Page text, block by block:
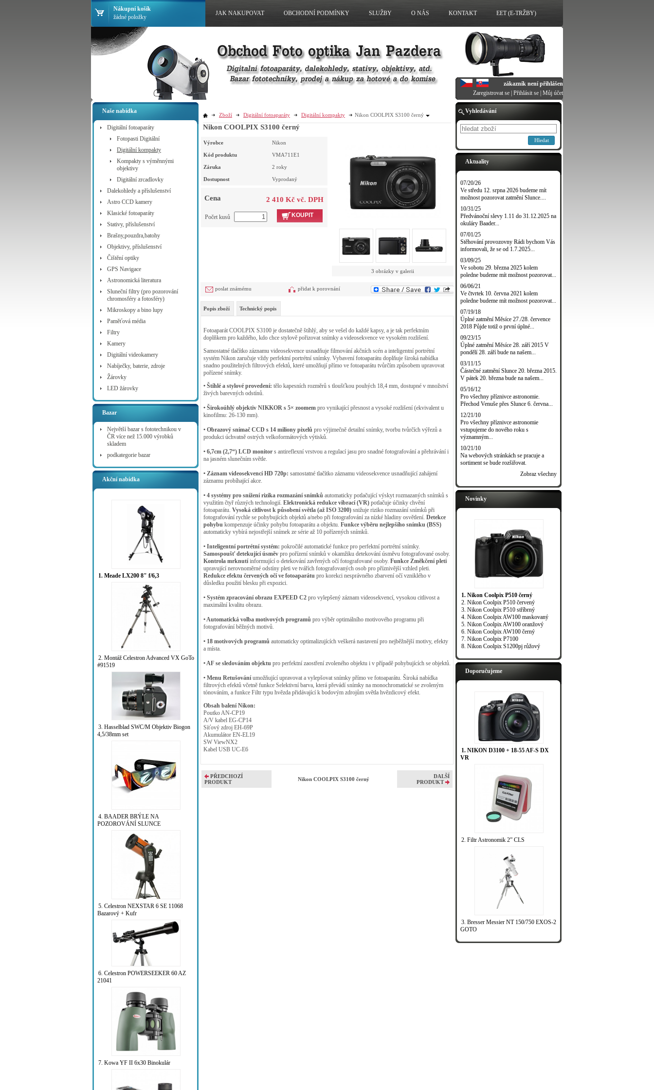
Naše nabídka
Digitální fotoaparáty
Fotopasti Digitální
Digitální kompakty
Kompakty s výměnnými
objektivy
Digitální zrcadlovky
Dalekohledy a příslušenství
Astro CCD kamery
Klasické fotoaparáty
Stativy, příslušenství
Brašny,pouzdra,batohy
Objektivy, příslušenství
Čištění optiky
GPS Navigace
Astronomická literatura
Sluneční filtry (pro pozorování
chromosféry a fotosféry)
Mikroskopy a bino lupy
Paměťová média
Filtry
Kamery
Digitální videokamery
Nabíječky, baterie, zdroje
Žárovky
LED žárovky
Bazar
Největší bazar s fototechnikou v
ČR více než 15.000 výrobků
skladem
podkategorie bazar
Akční nabídka
1. Meade LX200 8" f/6,3
2. Montáž Celestron Advanced VX GoTo
#91519
3. Hasselblad SWC/M Objektiv Biogon
4,5/38mm set
4. BAADER BRÝLE NA
POZOROVÁNÍ SLUNCE
5. Celestron NEXSTAR 6 SE 11068
Bazarový + Kufr
6. Celestron POWERSEEKER 60 AZ
21041
7. Kowa YF II 6x30 Binokulár
Zboží Digitální fotoaparáty Digitální kompakty Nikon COOLPIX S3100 černý
Nikon COOLPIX S3100 černý
Výrobce Nikon
Kód produktu VMA711E1
Záruka 2 roky
Dostupnost Vyprodaný
Cena 2 410 Kč vč. DPH
KOUPIT
Počet kusů
3 obrázky v galerii
poslat známému přidat k porovnání
Popis zboží Technický popis
Fotoaparát COOLPIX S3100 je dostatečně štíhlý, aby se vešel do každé kapsy, a je tak perfektním
doplňkem pro každého, kdo chce stylově pořizovat snímky a videosekvence ve vysokém rozlišení.
Samostatné tlačítko záznamu videosekvence usnadňuje filmování akčních scén a inteligentní portrétní
systém Nikon zaručuje vždy perfektní portrétní snímky. Vybavení fotoaparátu doplňuje široká nabídka
snadno použitelných filtrových efektů, které umožňují přímo ve fotoaparátu tvůrčím způsobem upravovat
pořízené snímky.
• Štíhlé a stylové provedení: tělo kapesních rozměrů s tloušťkou pouhých 18,4 mm, dostupné v množství
živých barevných odstínů.
• Širokoúhlý objektiv NIKKOR s 5× zoomem pro vynikající přesnost a vysoké rozlišení (ekvivalent u
kinofilmu: 26-130 mm).
• Obrazový snímač CCD s 14 miliony pixelů pro výjimečně detailní snímky, tvorbu tvůrčích výřezů a
produkci úchvatně ostrých velkoformátových výtisků.
• 6,7cm (2,7“) LCD monitor s antireflexní vrstvou a regulací jasu pro snadné fotografování a přehrávání i
na jasném slunečním světle.
• Záznam videosekvencí HD 720p: samostatné tlačítko záznamu videosekvence usnadňující zahájení
záznamu probíhající akce.
• 4 systémy pro snížení rizika rozmazání snímků automaticky potlačující výskyt rozmazaných snímků s
využitím čtyř různých technologií. Elektronická redukce vibrací (VR) potlačuje účinky chvění
fotoaparátu. Vysoká citlivost k působení světla (až ISO 3200) snižuje riziko rozmazání snímků při
fotografování rychle se pohybujících objektů a/nebo při fotografování za nízké hladiny osvětlení. Detekce
pohybu kompenzuje účinky pohybu fotoaparátu a objektu. Funkce výběru nejlepšího snímku (BSS)
automaticky vybírá nejostřejší snímek ze série až 10 pořízených snímků.
• Inteligentní portrétní systém: pokročilé automatické funkce pro perfektní portrétní snímky.
Samospoušť detekující úsměv pro pořízení snímků v okamžiku detekování úsměvu fotografované osoby.
Kontrola mrknutíinformující o detekování zavřených očí fotografované osoby. Funkce Změkčení pleti
upravující nerovnoměrné odstíny pleti ve tvářích fotografovaných osob pro příznivější vzhled pleti.
Redukce efektu červených očí ve fotoaparátu pro korekci nesprávného zbarvení očí vzniklého v
důsledku použití blesku při expozici.
• Systém zpracování obrazu EXPEED C2 pro vylepšený záznam videosekvencí, vysokou citlivost a
maximální kvalitu obrazu.
• Automatická volba motivových programů pro výběr optimálního motivového programu při
fotografování běžných motivů.
• 18 motivových programů automaticky optimalizujících veškerá nastavení pro nejběžnější motivy, efekty
a místa.
• AF se sledováním objektu pro perfektní zaostření zvoleného objektu i v případě pohybujících se objektů.
• Menu Retušováníumožňující upravovat a vylepšovat snímky přímo ve fotoaparátu. Široká nabídka
filtrových efektů včetně funkce Selektivní barva, která převádí snímky na monochromatické se zvoleným
tónováním, a funkce Filtr typu hvězda přidávající k bodovým zdrojům světla hvězdicový efekt.
Obsah balení Nikon:
Poutko AN-CP19
A/V kabel EG-CP14
Síťový zdroj EH-69P
Akumulátor EN-EL19
SW ViewNX2
Kabel USB UC-E6
PŘEDCHOZÍ
PRODUKT
Nikon COOLPIX S3100 černý
DALŠÍ
PRODUKT
Vyhledávání
Hledat
Aktuality
07/20/26
Ve středu 12. srpna 2026 budeme mít
možnost pozorovat zatmění Slunce....
10/31/25
Předvánoční slevy 1.11 do 31.12.2025 na
okuláry Baader...
07/01/25
Stěhování provozovny Rádi bychom Vás
informovali, že se od 1.7.2025...
03/09/25
Ve sobotu 29. března 2025 kolem
poledne budeme mít možnost pozorovat...
06/06/21
Ve čtvrtek 10. června 2021 kolem
poledne budeme mít možnost pozorovat...
07/19/18
Úplné zatmění Měsíce 27./28. července
2018 Půjde totiž o první úplné...
09/23/15
Úplné zatmění Měsíce 28. září 2015 V
pondělí 28. září bude na našem...
03/11/15
Částečné zatmění Slunce 20. března 2015.
V pátek 20. března bude na našem...
05/16/12
Pro všechny příznivce astronomie.
Přechod Venuše přes Slunce 6. června...
12/21/10
Pro všechny příznivce astronomie
vstupujeme do nového roku s
významným...
10/21/10
Na webových stránkách se pracuje a
sortiment se bude rozšiřovat.
Zobraz všechny
Novinky
1. Nikon Coolpix P510 černý
2. Nikon Coolpix P510 červený
3. Nikon Coolpix P510 stříbrný
4. Nikon Coolpix AW100 maskovaný
5. Nikon Coolpix AW100 oranžový
6. Nikon Coolpix AW100 černý
7. Nikon Coolpix P7100
8. Nikon Coolpix S1200pj růžový
Doporučujeme
1. NIKON D3100 + 18-55 AF-S DX
VR
2. Filtr Astronomik 2” CLS
3. Bresser Messier NT 150/750 EXOS-2
GOTO
Nákupní košík
žádné položky
JAK NAKUPOVAT OBCHODNÍ PODMÍNKY SLUŽBY O NÁS KONTAKT EET (E-TRŽBY)
zákazník není přihlášen
Zaregistrovat se Přihlásit se Můj účet